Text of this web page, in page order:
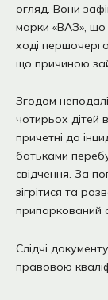
огляд. Вони
марки «ВАЗ», що
ході
що причиною
Згодом
чотирьох дітей
причетні до
батьками
свідчення. За
зігрітися та
припаркований
Слідчі
правовою